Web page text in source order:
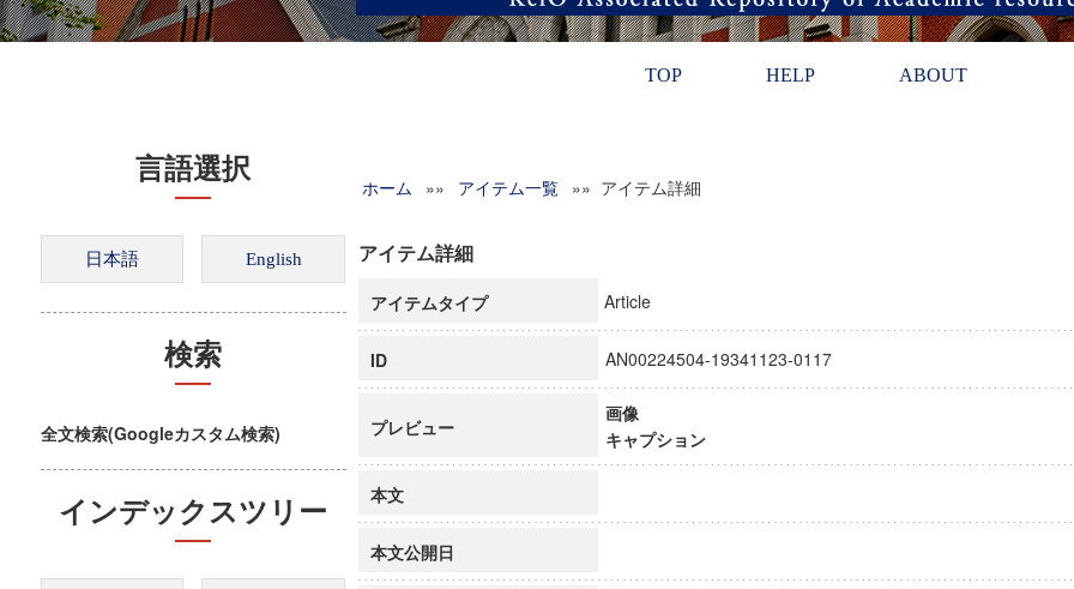
TOP HELP ABOUT
言語選択
検索
全文検索(Googleカスタム検索)
インデックスツリー
ホーム »» アイテム一覧 »» アイテム詳細
アイテム詳細
アイテムタイプ Article
ID AN00224504-19341123-0117
プレビュー
画像
キャプション
本文
本文公開日